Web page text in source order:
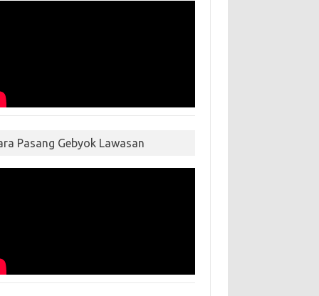
Pasang Gebyok Lawasan